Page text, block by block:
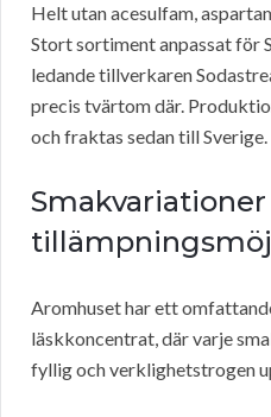
Helt utan acesulfam,
Stort sortiment anpassat för
ledande tillverkaren
precis tvärtom där.
och fraktas sedan till Sverige.
Smakvariationer
Aromhuset har ett
läskkoncentrat, där varje
fyllig och verklighetstrogen